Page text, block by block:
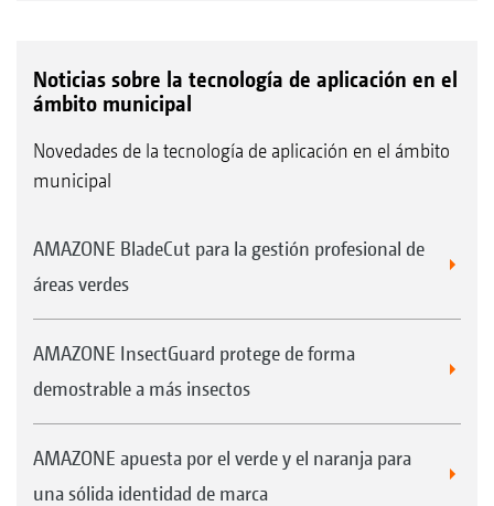
Noticias sobre la tecnología de aplicación en el
ámbito municipal
Novedades de la tecnología de aplicación en el ámbito
municipal
AMAZONE BladeCut para la gestión profesional de
áreas verdes
AMAZONE InsectGuard protege de forma
demostrable a más insectos
AMAZONE apuesta por el verde y el naranja para
una sólida identidad de marca